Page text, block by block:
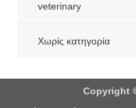
veterinary
Χωρίς κατηγορία
Copyright